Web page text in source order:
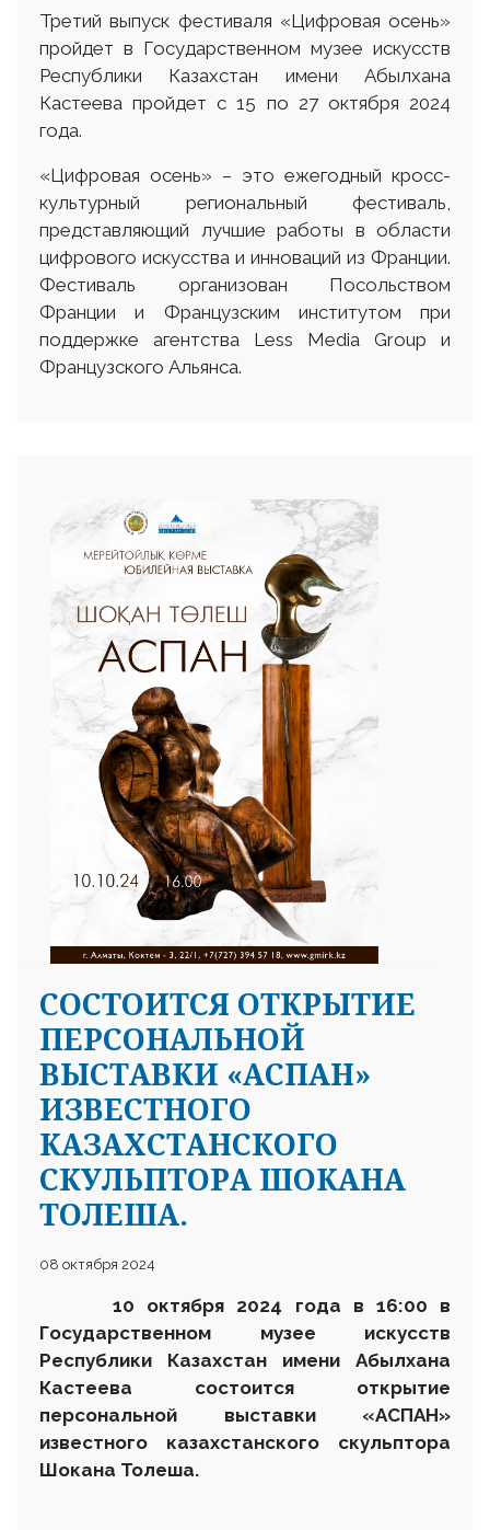
Третий выпуск фестиваля «Цифровая осень»
пройдет в Государственном музее искусств
Республики Казахстан имени Абылхана
Кастеева пройдет с 15 по 27 октября 2024
года.
«Цифровая осень» – это ежегодный кросс-
культурный региональный фестиваль,
представляющий лучшие работы в области
цифрового искусства и инноваций из Франции.
Фестиваль организован Посольством
Франции и Французским институтом при
поддержке агентства Less Media Group и
Французского Альянса.
CОСТОИТСЯ ОТКРЫТИЕ
ПЕРСОНАЛЬНОЙ
ВЫСТАВКИ «АСПАН»
ИЗВЕСТНОГО
КАЗАХСТАНСКОГО
СКУЛЬПТОРА ШОКАНА
ТОЛЕША.
08 октября 2024
10 октября 2024 года в 16:00 в
Государственном музее искусств
Республики Казахстан имени Абылхана
Кастеева состоится открытие
персональной выставки «АСПАН»
известного казахстанского скульптора
Шокана Толеша.